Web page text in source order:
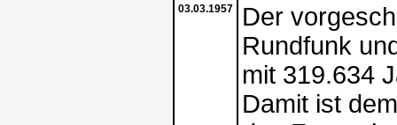
03.03.1957
Der
Rundfunk
mit 319.634
Damit ist